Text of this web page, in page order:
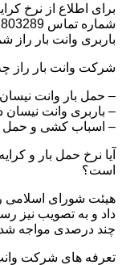
باربری وانت بار راز
شرکت وانت بار راز
– حمل بار وانت
– باربری وانت نیسان
– اسباب کشی و حمل
است؟
هیئت شورای اسلامی
چند درصدی مواجه
تعرفه های شرکت وانت بار